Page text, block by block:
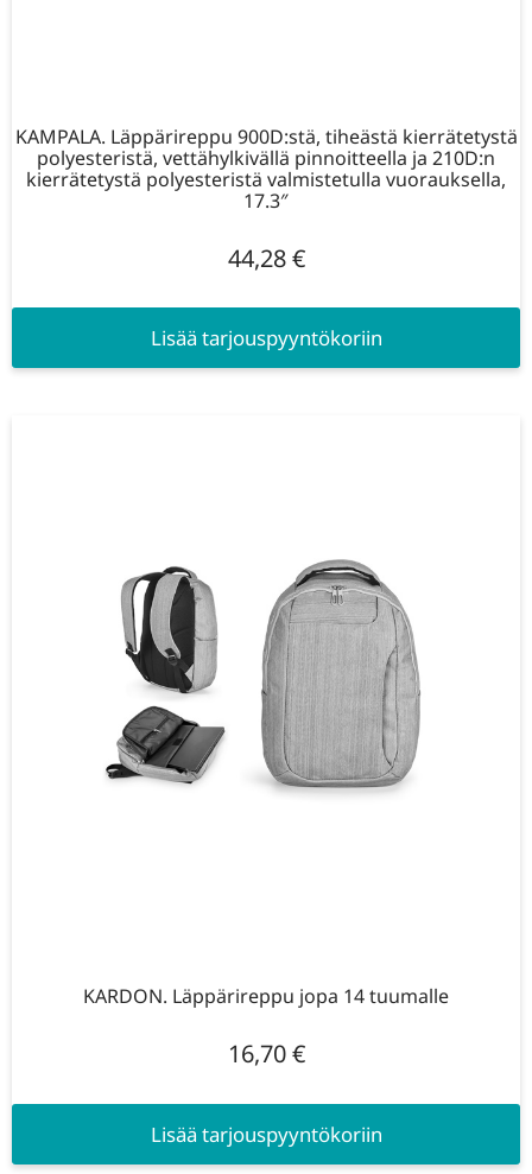
KAMPALA. Läppärireppu 900D:stä, tiheästä kierrätetystä
polyesteristä, vettähylkivällä pinnoitteella ja 210D:n
kierrätetystä polyesteristä valmistetulla vuorauksella,
17.3″
44,28€
Lisää tarjouspyyntökoriin
KARDON. Läppärireppu jopa 14 tuumalle
16,70€
Lisää tarjouspyyntökoriin